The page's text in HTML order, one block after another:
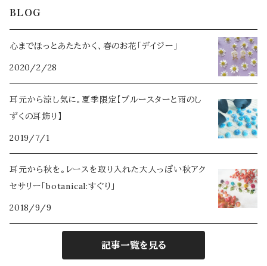
ミモザ
金木犀
なでしこ
雪割草
ブラックパール
カーネーション
パッチンピン
Ruimeme×Novelize
夜明玉×Novelize
Belle pageの耳飾り
花香水
ループタイ
マスク＆眼鏡チェーン
イヤーカフ
2022年限定【ブーケ】
2021年限定【花蜜】
2020年限定【Classy】
2025年限定【Iris -イリス-】
2026年限定【Fleuri-フルリィ-】
秋コフレ【薔薇 -ロミオトジュリエット-】
冬コフレ【白雪姫 -白雪姫-】
夏コフレ【エリンジウム -シンデレラ- 】
秋コフレ【クレマチス -千夜一夜物語- 】
冬コフレ【フィリカ -星の銀貨-】
2025
アクセサリーボックス
パッチンピン
BLOG
心までほっとあたたかく、春のお花「デイジー」
2020/2/28
耳元から涼し気に。夏季限定【ブルースターと雨のし
ずくの耳飾り】
2019/7/1
耳元から秋を。レースを取り入れた大人っぽい秋アク
セサリー「botanical:すぐり」
2018/9/9
記事一覧を見る